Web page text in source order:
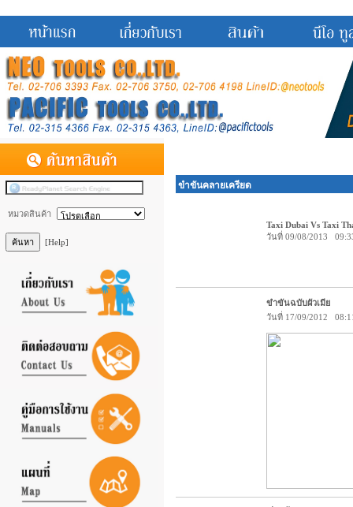
หมวดสินค้า
[Help]
ขำขันคลายเครียด
Taxi Dubai Vs Taxi
วันที่ 09/08/2013
ขำขันฉบับผัวเมีย
วันที่ 17/09/2012